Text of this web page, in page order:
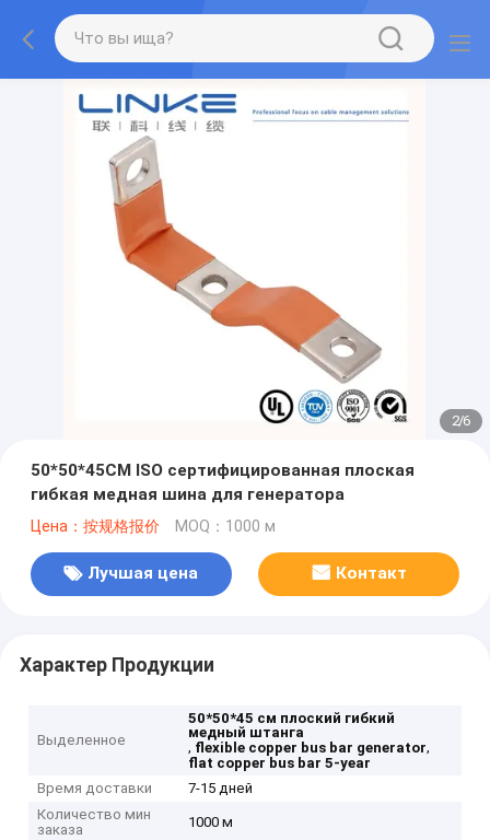
2/6
50*50*45CM ISO сертифицированная плоская
гибкая медная шина для генератора
Цена：按规格报价 MOQ：1000 м
Лучшая цена Контакт
Характер Продукции
Выделенное
50*50*45 см плоский гибкий
медный штанга
, flexible copper bus bar generator,
flat copper bus bar 5-year
Время доставки
7-15 дней
Количество мин
заказа
1000 м